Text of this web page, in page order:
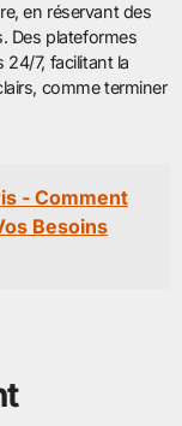
en réservant des
Des plateformes
7, facilitant la
comme terminer
- Comment
Besoins